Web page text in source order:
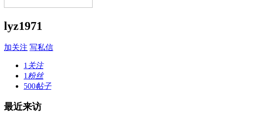
lyz1971
加关注 写私信
1 关注
1 粉丝
500帖子
最近来访